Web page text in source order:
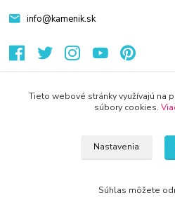
info@kamenik.sk
Tieto webové stránky využívajú na
súbory cookies.
Nastavenia
Súhlas môžete